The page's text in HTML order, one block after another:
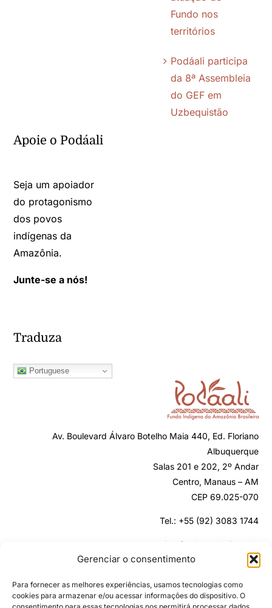
Gerenciar o consentimento
Para fornecer as melhores experiências, usamos tecnologias como
cookies para armazenar e/ou acessar informações do dispositivo. O
Fundo nos
territórios
Podáali participa
da 8ª Assembleia
do GEF em
Uzbequistão
Apoie o Podáali
Seja um apoiador
do protagonismo
dos povos
indígenas da
Amazônia.
Junte-se a nós!
Traduza
Portuguese
Av. Boulevard Álvaro Botelho Maia 440, Ed. Floriano
Albuquerque
Salas 201 e 202, 2º Andar
Centro, Manaus – AM
CEP 69.025-070
Tel.: +55 (92) 3083 1744
secretaria@fundopodaali.org.br